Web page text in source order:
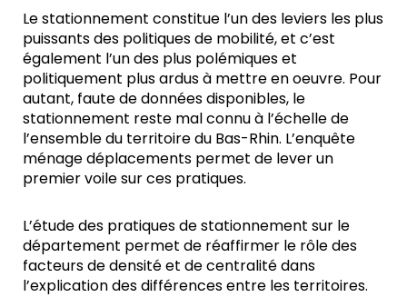
Le stationnement constitue l’un des leviers les plus
puissants des politiques de mobilité, et c’est
également l’un des plus polémiques et
politiquement plus ardus à mettre en oeuvre. Pour
autant, faute de données disponibles, le
stationnement reste mal connu à l’échelle de
l’ensemble du territoire du Bas-Rhin. L’enquête
ménage déplacements permet de lever un
premier voile sur ces pratiques.
L’étude des pratiques de stationnement sur le
département permet de réaffirmer le rôle des
facteurs de densité et de centralité dans
l’explication des différences entre les territoires.